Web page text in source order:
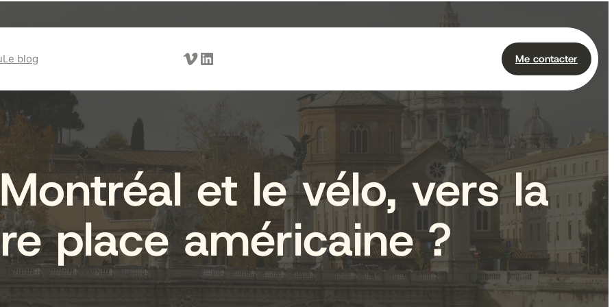
Le blog Vimeo LinkedIn Me contacter
et le vélo, vers la
place américaine ?